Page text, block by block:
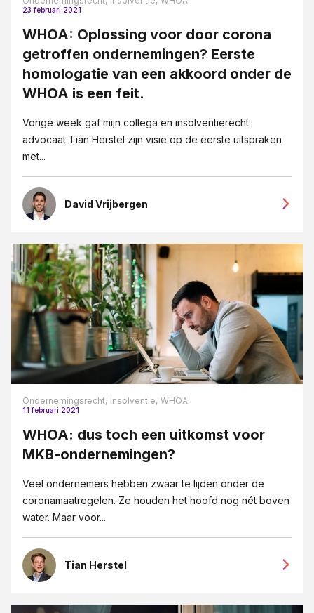
23 februari 2021
WHOA: Oplossing voor door corona
getroffen ondernemingen? Eerste
homologatie van een akkoord onder de
WHOA is een feit.
Vorige week gaf mijn collega en insolventierecht
advocaat Tian Herstel zijn visie op de eerste uitspraken
met...
David Vrijbergen
Ondernemingsrecht, Insolventie, WHOA
11 februari 2021
WHOA: dus toch een uitkomst voor
MKB-ondernemingen?
Veel ondernemers hebben zwaar te lijden onder de
coronamaatregelen. Ze houden het hoofd nog nét boven
water. Maar voor...
Tian Herstel